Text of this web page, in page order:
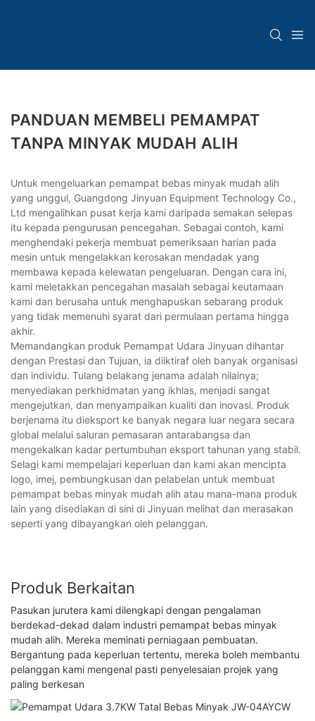
PANDUAN MEMBELI PEMAMPAT
TANPA MINYAK MUDAH ALIH
Untuk mengeluarkan pemampat bebas minyak mudah alih
yang unggul, Guangdong Jinyuan Equipment Technology Co.,
Ltd mengalihkan pusat kerja kami daripada semakan selepas
itu kepada pengurusan pencegahan. Sebagai contoh, kami
menghendaki pekerja membuat pemeriksaan harian pada
mesin untuk mengelakkan kerosakan mendadak yang
membawa kepada kelewatan pengeluaran. Dengan cara ini,
kami meletakkan pencegahan masalah sebagai keutamaan
kami dan berusaha untuk menghapuskan sebarang produk
yang tidak memenuhi syarat dari permulaan pertama hingga
akhir.
Memandangkan produk Pemampat Udara Jinyuan dihantar
dengan Prestasi dan Tujuan, ia diiktiraf oleh banyak organisasi
dan individu. Tulang belakang jenama adalah nilainya;
menyediakan perkhidmatan yang ikhlas, menjadi sangat
mengejutkan, dan menyampaikan kualiti dan inovasi. Produk
berjenama itu dieksport ke banyak negara luar negara secara
global melalui saluran pemasaran antarabangsa dan
mengekalkan kadar pertumbuhan eksport tahunan yang stabil.
Selagi kami mempelajari keperluan dan kami akan mencipta
logo, imej, pembungkusan dan pelabelan untuk membuat
pemampat bebas minyak mudah alih atau mana-mana produk
lain yang disediakan di sini di Jinyuan melihat dan merasakan
seperti yang dibayangkan oleh pelanggan.
Produk Berkaitan
Pasukan jurutera kami dilengkapi dengan pengalaman
berdekad-dekad dalam industri pemampat bebas minyak
mudah alih. Mereka meminati perniagaan pembuatan.
Bergantung pada keperluan tertentu, mereka boleh membantu
pelanggan kami mengenal pasti penyelesaian projek yang
paling berkesan